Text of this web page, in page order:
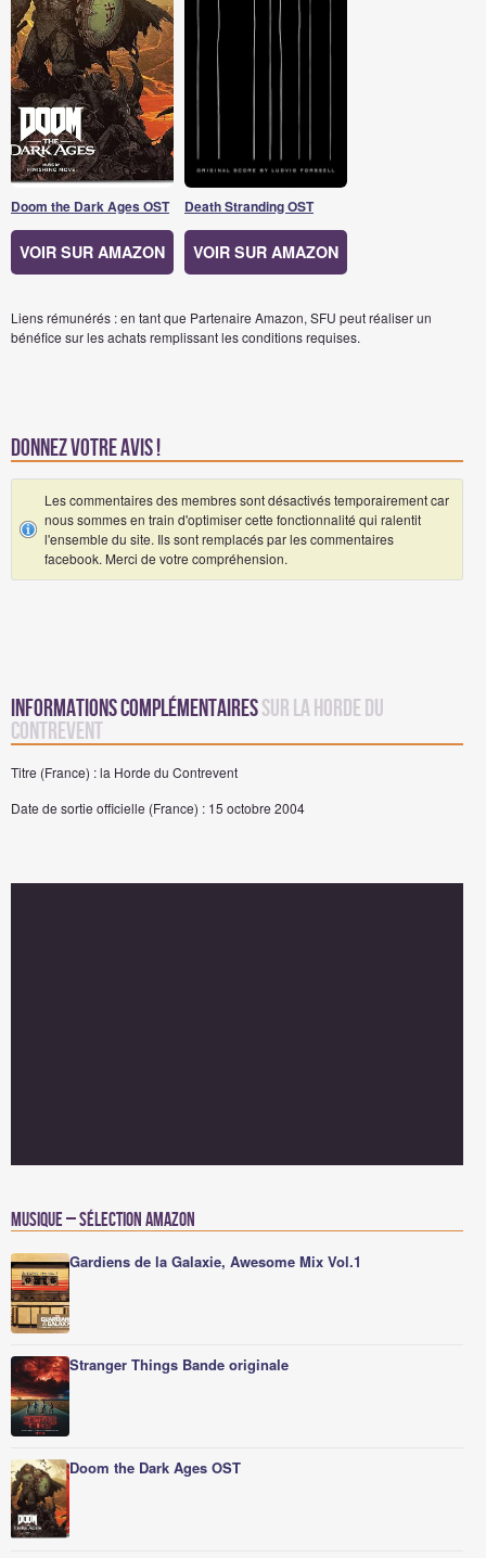
Doom the Dark Ages OST
VOIR SUR AMAZON
Death Stranding OST
VOIR SUR AMAZON
Liens rémunérés : en tant que Partenaire Amazon, SFU peut réaliser un
bénéfice sur les achats remplissant les conditions requises.
Donnez votre avis !
Les commentaires des membres sont désactivés temporairement car
nous sommes en train d'optimiser cette fonctionnalité qui ralentit
l'ensemble du site. Ils sont remplacés par les commentaires
facebook. Merci de votre compréhension.
Informations complémentairessur la Horde du
Contrevent
Titre (France) : la Horde du Contrevent
Date de sortie officielle (France) : 15 octobre 2004
Musique – Sélection Amazon
Gardiens de la Galaxie, Awesome Mix Vol.1
Stranger Things Bande originale
Doom the Dark Ages OST